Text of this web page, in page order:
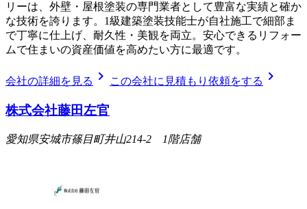
リーは、外壁・屋根塗装の専門業者として豊富な実績と確か
な技術を誇ります。1級建築塗装技能士が自社施工で細部ま
で丁寧に仕上げ、耐久性・美観を両立。安心できるリフォー
ムで住まいの資産価値を高めたい方に最適です。
会社の詳細を見る chevron_right この会社に見積もり依頼をする chevron_right
株式会社藤田左官
愛知県安城市篠目町井山214-2 1階店舗